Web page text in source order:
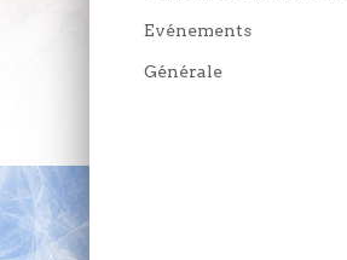
Evénements
Générale